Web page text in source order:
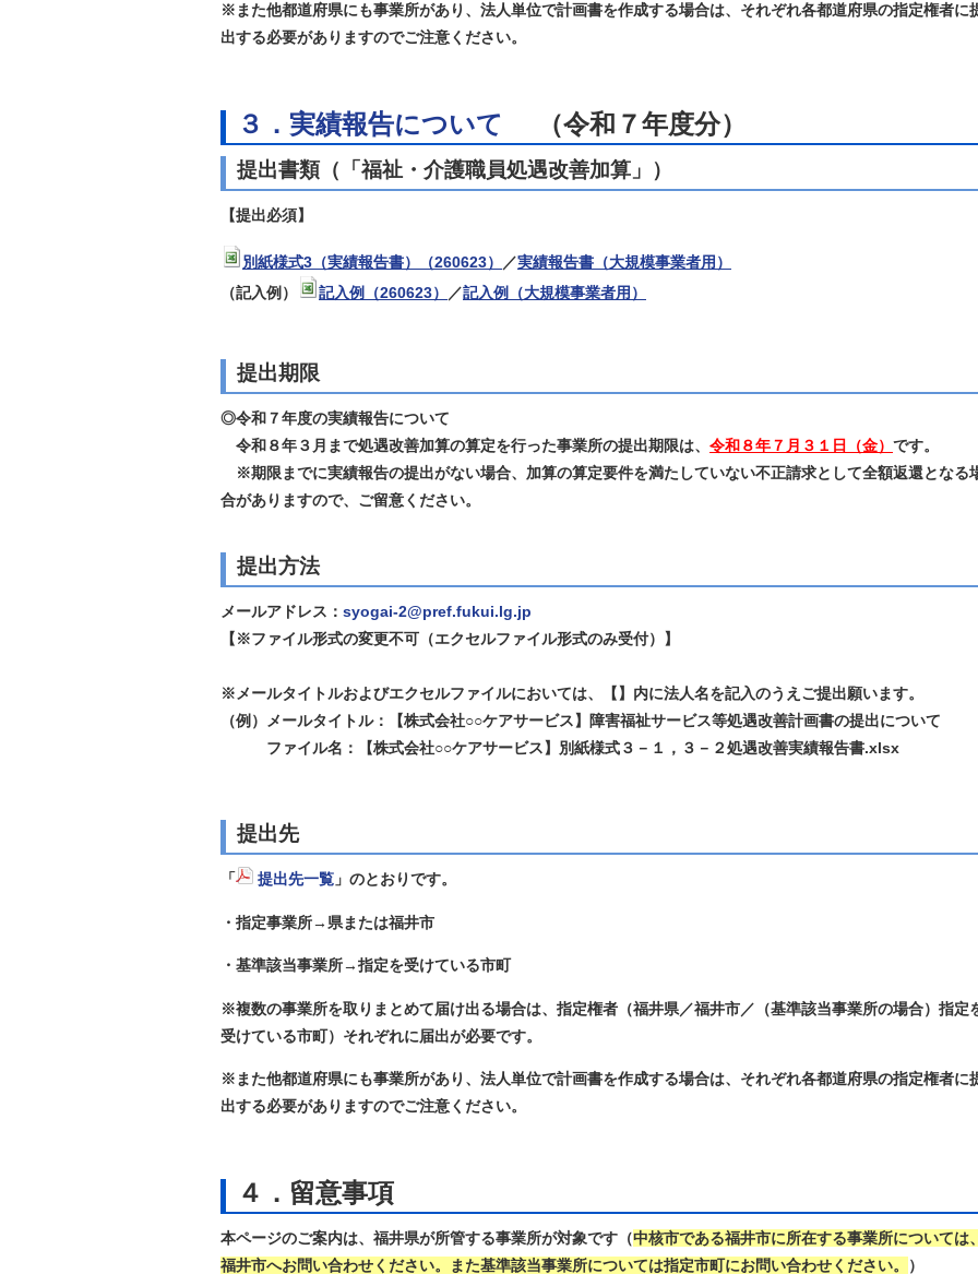
※また他都道府県にも事業所があり、法人単位で計画書を作成する場合は、それぞれ各都道府県の指定権者に
出する必要がありますのでご注意ください。
３．実績報告について （令和７年度分）
提出書類（「福祉・介護職員処遇改善加算 」）
【提出必須】
別紙様式3（実績報告書）（260623） ／実績報告書（大規模事業者用）
（記入例）
記入例（260623） ／記入例（大規模事業者用）
提出期限
◎令和７年度の実績報告について
令和８年３月まで処遇改善加算の算定を行った事業所の提出期限は、 令和８年７月３１日（金） です。
※期限までに実績報告の提出がない場合、加算の算定要件を満たしていない不正請求として全額返還となる
合がありますので、ご留意ください。
提出方法
メールアドレス： syogai-2@pref.fukui.lg.jp
【※ファイル形式の変更不可（エクセルファイル形式のみ受付）】
※メールタイトルおよびエクセルファイルにおいては、【】内に法人名を記入のうえご提出願います。
（例）メールタイトル：【株式会社○○ケアサービス】障害福祉サービス等処遇改善計画書の提出について
ファイル名：【株式会社○○ケアサービス】別紙様式３－１，３－２処遇改善実績報告書.xlsx
提出先
「 提出先一覧 」のとおりです。
・指定事業所→県または福井市
・基準該当事業所→指定を受けている市町
※複数の事業所を取りまとめて届け出る場合は、指定権者（福井県／福井市／（基準該当事業所の場合）指定
受けている市町）それぞれに届出が必要です。
※また他都道府県にも事業所があり、法人単位で計画書を作成する場合は、それぞれ各都道府県の指定権者に
出する必要がありますのでご注意ください。
４．留意事項
本ページのご案内は、福井県が所管する事業所が対象です（中核市である福井市に所在する事業所については
福井市へお問い合わせください。また基準該当事業所については指定市町にお問い合わせください。
）